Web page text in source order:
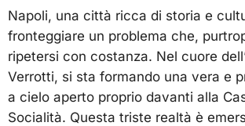
Napoli, una città ricca di storia e
fronteggiare un problema che,
ripetersi con costanza. Nel cuore
Verrotti, si sta formando una vera e
a cielo aperto proprio davanti alla
Socialità. Questa triste realtà è